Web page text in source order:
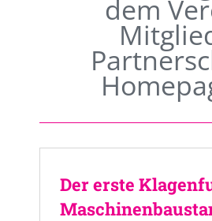
dem
Der erste